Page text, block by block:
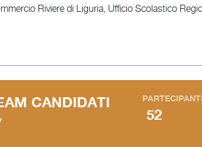
Riviere di Liguria, Ufficio Scolastico
CANDIDATI
52